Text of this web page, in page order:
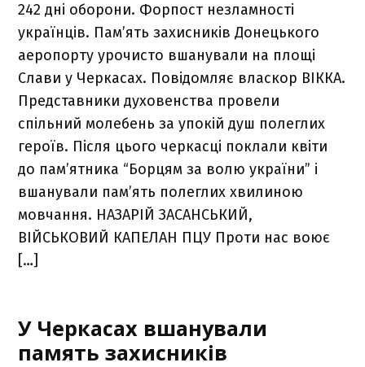
242 дні оборони. Форпост незламності
українців. Пам’ять захисників Донецького
аеропорту урочисто вшанували на площі
Слави у Черкасах. Повідомляє власкор ВІККА.
Представники духовенства провели
спільний молебень за упокій душ полеглих
героїв. Після цього черкасці поклали квіти
до пам’ятника “Борцям за волю україни” і
вшанували пам’ять полеглих хвилиною
мовчання. НАЗАРІЙ ЗАСАНСЬКИЙ,
ВІЙСЬКОВИЙ КАПЕЛАН ПЦУ Проти нас воює
[…]
У Черкасах вшанували
память захисників